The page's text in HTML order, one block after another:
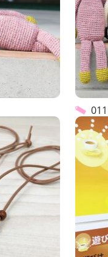
011